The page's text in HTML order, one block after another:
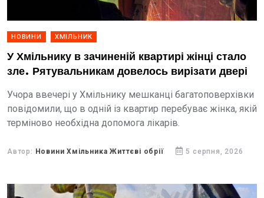
НОВИНИ ХМІЛЬНИК
У Хмільнику в зачиненій квартирі жінці стало
зле. Рятувальникам довелось вирізати двері
Учора ввечері у Хмільнику мешканці багатоповерхівки
повідомили, що в одній із квартир перебуває жінка, якій
терміново необхідна допомога лікарів.
Автор: Новини Хмільника Життєві обрії 5 серпня, 2026